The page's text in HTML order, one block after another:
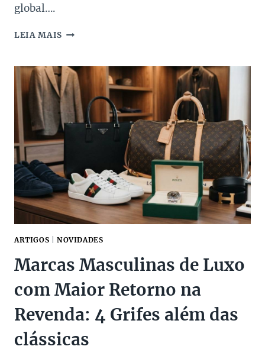
global….
LEIA MAIS LYST
QUE
A
CHANEL
CONTINUA
A
MARCA
MAIS
DA
MODA
ARTIGOS NOVIDADES
Marcas Masculinas de Luxo
com Maior Retorno na
Revenda: 4 Grifes além das
clássicas